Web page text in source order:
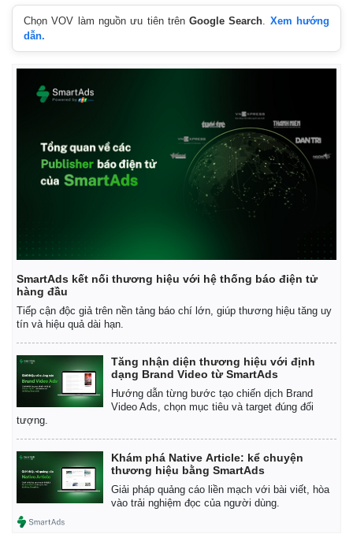
Kinh tế
Khởi nghiệp
Giá vàng
Tiêu dùng
Tỷ giá
Chứng khoán
Giá cà phê
Chọn VOV làm nguồn ưu tiên trênGoogle Search
Xem hướng
dẫn.
SmartAds kết nối thương hiệu với hệ thống báo điện tử
hàng đầu
Tiếp cận độc giả trên nền tảng báo chí lớn, giúp thương hiệu tăng uy
tín và hiệu quả dài hạn.
Tăng nhận diện thương hiệu với định
dạng Brand Video từ SmartAds
Hướng dẫn từng bước tạo chiến dịch Brand
Video Ads, chọn mục tiêu và target đúng đối
tượng.
Khám phá Native Article: kể chuyện
thương hiệu bằng SmartAds
Giải pháp quảng cáo liền mạch với bài viết, hòa
vào trải nghiệm đọc của người dùng.